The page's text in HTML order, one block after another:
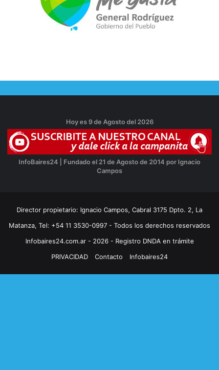
Hoy es 9 de Agosto del 2026
InfoBaires24 | Fundado el 21 de Agosto de 2014 por Ignacio
Campos
Director propietario: Ignacio Campos, Cabral 3175 Dpto. 2, La
Matanza, Tel: +54 11 3530-0997 - Todos los derechos reservados
Infobaires24.com.ar - 2026 - Registro DNDA en trámite
PRIVACIDAD
Contacto Infobaires24